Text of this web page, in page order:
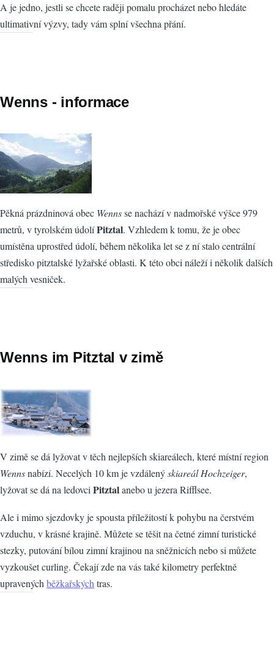
A je jedno, jestli se chcete raději pomalu procházet nebo hledáte
ultimativní výzvy, tady vám splní všechna přání.
Wenns - informace
Pěkná prázdninová obec Wennsse nachází v nadmořské výšce 979
metrů, v tyrolském údolíPitztal. Vzhledem k tomu, že je obec
umístěna uprostřed údolí, během několika let se z ní stalo centrální
středisko pitztalské lyžařské oblasti. K této obci náleží i několik dalších
malých vesniček.
Wenns im Pitztal v zimě
V zimě se dá lyžovat v těch nejlepších skiareálech, které místní region
Wennsnabízí. Necelých 10 km je vzdálenýskiareál Hochzeiger,
lyžovat se dá na ledovci Pitztalanebo u jezera Rifflsee.
Ale i mimo sjezdovky je spousta příležitostí k pohybu na čerstvém
vzduchu, v krásné krajině. Můžete se těšit na četné zimní turistické
stezky, putování bílou zimní krajinou na sněžnicích nebo si můžete
vyzkoušet curling. Čekají zde na vás také kilometry perfektně
upravených běžkařských tras.